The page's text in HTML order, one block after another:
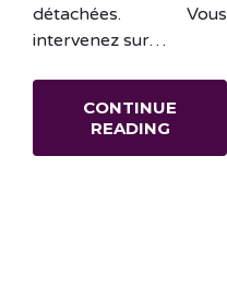
détachées. Vous
intervenez sur…
CONTINUE
READING